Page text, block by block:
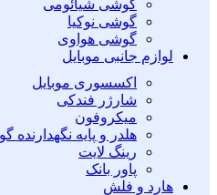
گوشی شیائومی
گوشی نوکیا
گوشی هواوی
لوازم جانبی موبایل
اکسسوری موبایل
شارژر فندکی
میکروفون
هلدر و پایه نگهدارنده
رینگ لایت
پاور بانک
هارد و فلش